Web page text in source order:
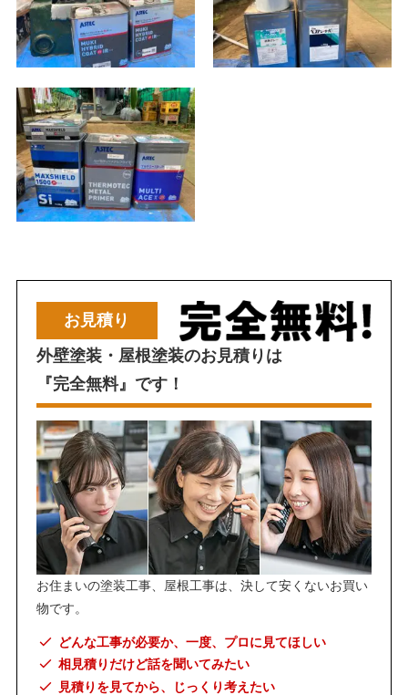
お見積り
外壁塗装・屋根塗装のお見積りは
『完全無料』です！
お住まいの塗装工事、屋根工事は、決して安くないお買い
物です。
どんな工事が必要か、一度、プロに見てほしい
相見積りだけど話を聞いてみたい
見積りを見てから、じっくり考えたい